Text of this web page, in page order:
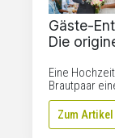
Gäste-
Die
Eine
Brautpaar
Zum Artikel